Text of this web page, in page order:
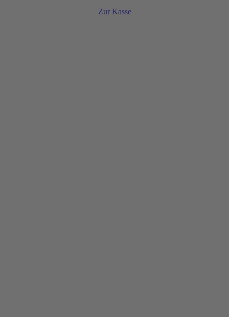
Zur Kasse